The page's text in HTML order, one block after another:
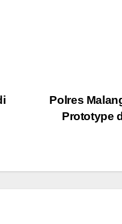
Polres
Prototype